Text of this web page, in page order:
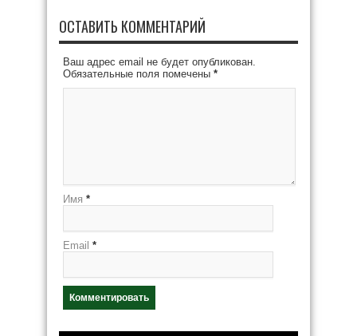
ОСТАВИТЬ КОММЕНТАРИЙ
Ваш адрес email не будет опубликован.
Обязательные поля помечены *
Имя *
Email *